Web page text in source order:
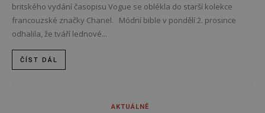
britského vydání časopisu Vogue se oblékla do starší kolekce
francouzské značky Chanel. Módní bible v pondělí 2. prosince
odhalila, že tváří lednové...
ČÍST DÁL
AKTUÁLNĚ